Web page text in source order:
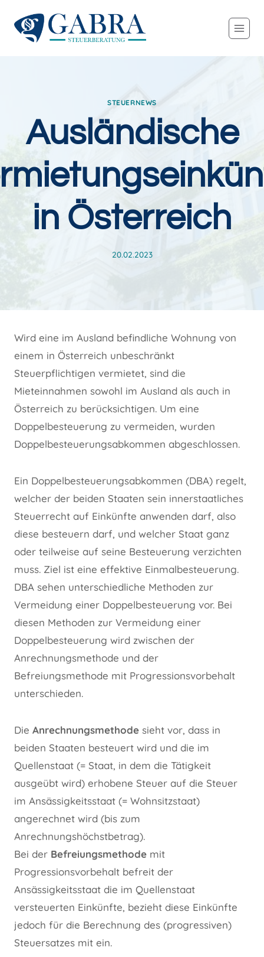
Inhalt
springen
STEUERNEWS
Ausländische
in Österreich
20.02.2023
Wird eine im Ausland befindliche Wohnung von
einem in Österreich unbeschränkt
Steuerpflichtigen vermietet, sind die
Mieteinnahmen sowohl im Ausland als auch in
Österreich zu berücksichtigen. Um eine
Doppelbesteuerung zu vermeiden, wurden
Doppelbesteuerungsabkommen abgeschlossen.
Ein Doppelbesteuerungsabkommen (DBA) regelt,
welcher der beiden Staaten sein innerstaatliches
Steuerrecht auf Einkünfte anwenden darf, also
diese besteuern darf, und welcher Staat ganz
oder teilweise auf seine Besteuerung verzichten
muss. Ziel ist eine effektive Einmalbesteuerung.
DBA sehen unterschiedliche Methoden zur
Vermeidung einer Doppelbesteuerung vor. Bei
diesen Methoden zur Vermeidung einer
Doppelbesteuerung wird zwischen der
Anrechnungsmethode und der
Befreiungsmethode mit Progressionsvorbehalt
unterschieden.
Die Anrechnungsmethode sieht vor, dass in
beiden Staaten besteuert wird und die im
Quellenstaat (= Staat, in dem die Tätigkeit
ausgeübt wird) erhobene Steuer auf die Steuer
im Ansässigkeitsstaat (= Wohnsitzstaat)
angerechnet wird (bis zum
Anrechnungshöchstbetrag).
Bei der Befreiungsmethode mit
Progressionsvorbehalt befreit der
Ansässigkeitsstaat die im Quellenstaat
versteuerten Einkünfte, bezieht diese Einkünfte
jedoch für die Berechnung des (progressiven)
Steuersatzes mit ein.